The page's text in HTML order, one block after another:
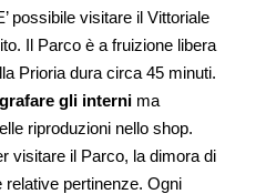
possibile visitare il Vittoriale
Il Parco è a fruizione libera
Prioria dura circa 45 minuti.
gli internima
riproduzioni nello shop.
visitare il Parco, la dimora di
relative pertinenze. Ogni